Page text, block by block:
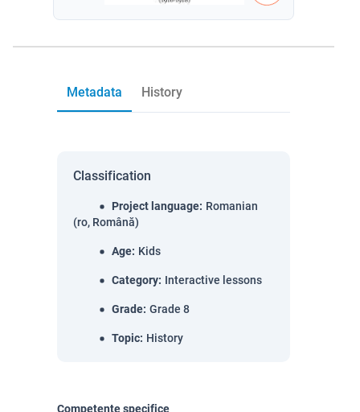
Metadata History
Classification
Project language: Romanian
(ro, Română)
Age: Kids
Category: Interactive lessons
Grade: Grade 8
Topic: History
Competențe specifice